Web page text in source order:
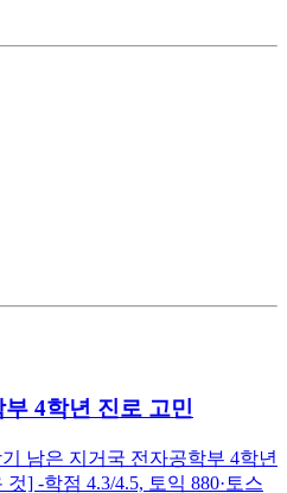
4학년 진로 고민
남은 지거국 전자공학부 4학년
] -학점 4.3/4.5, 토익 880·토스